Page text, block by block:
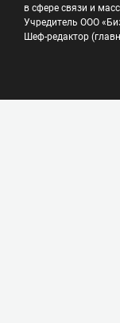
в сфере связи и
Учредитель ООО
Шеф-редактор